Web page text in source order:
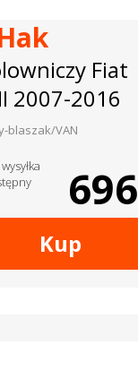
Fiat
2007-2016
blaszak/VAN
696
Kup